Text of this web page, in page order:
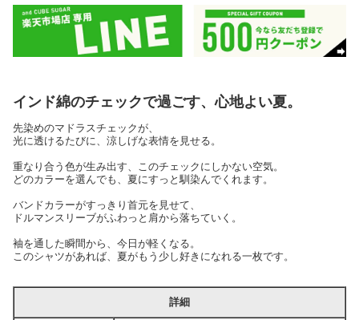
インド綿のチェックで過ごす、心地よい夏。
先染めのマドラスチェックが、
光に透けるたびに、涼しげな表情を見せる。
重なり合う色が生み出す、このチェックにしかない空気。
どのカラーを選んでも、夏にすっと馴染んでくれます。
バンドカラーがすっきり首元を見せて、
ドルマンスリーブがふわっと肩から落ちていく。
袖を通した瞬間から、今日が軽くなる。
このシャツがあれば、夏がもう少し好きになれる一枚です。
詳細